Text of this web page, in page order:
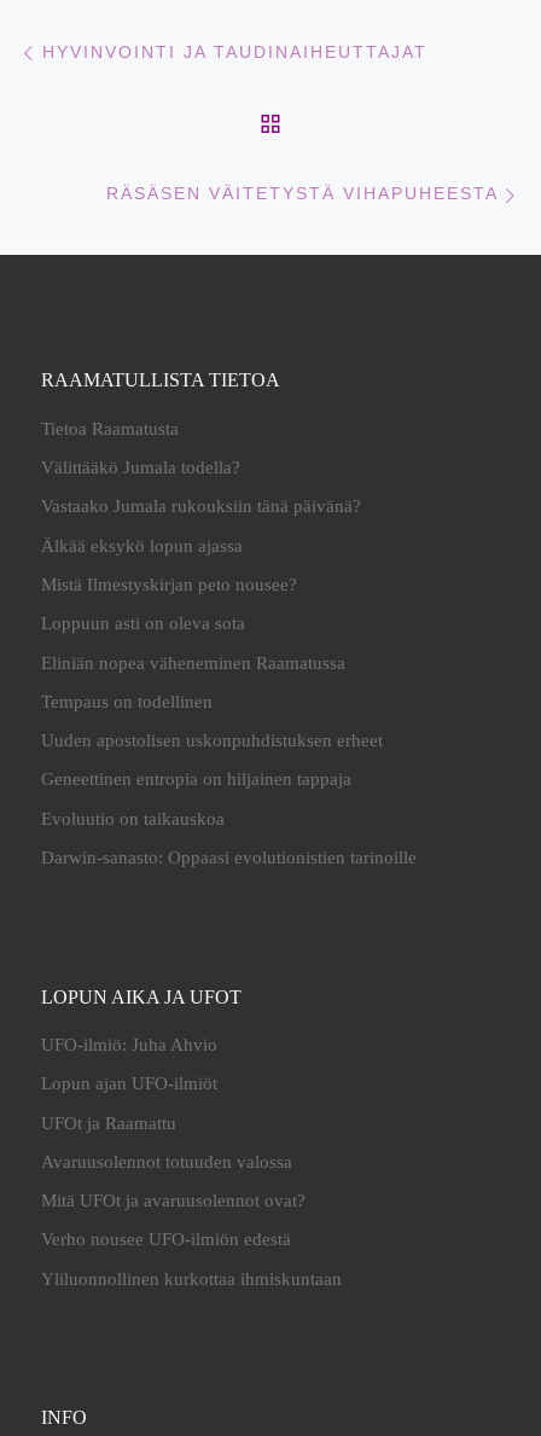
HYVINVOINTI JA TAUDINAIHEUTTAJAT
RÄSÄSEN VÄITETYSTÄ VIHAPUHEESTA
RAAMATULLISTA TIETOA
Tietoa Raamatusta
Välittääkö Jumala todella?
Vastaako Jumala rukouksiin tänä päivänä?
Älkää eksykö lopun ajassa
Mistä Ilmestyskirjan peto nousee?
Loppuun asti on oleva sota
Eliniän nopea väheneminen Raamatussa
Tempaus on todellinen
Uuden apostolisen uskonpuhdistuksen erheet
Geneettinen entropia on hiljainen tappaja
Evoluutio on taikauskoa
Darwin-sanasto: Oppaasi evolutionistien tarinoille
LOPUN AIKA JA UFOT
UFO-ilmiö: Juha Ahvio
Lopun ajan UFO-ilmiöt
UFOt ja Raamattu
Avaruusolennot totuuden valossa
Mitä UFOt ja avaruusolennot ovat?
Verho nousee UFO-ilmiön edestä
Yliluonnollinen kurkottaa ihmiskuntaan
INFO